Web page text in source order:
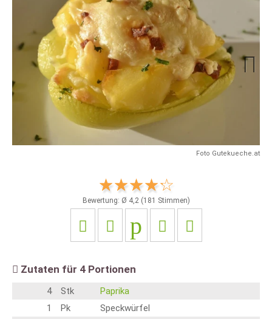
Foto Gutekueche.at
Bewertung: Ø 4,2(181 Stimmen)
Zutaten für 4 Portionen
4 Stk
Paprika
1
Pk
Speckwürfel